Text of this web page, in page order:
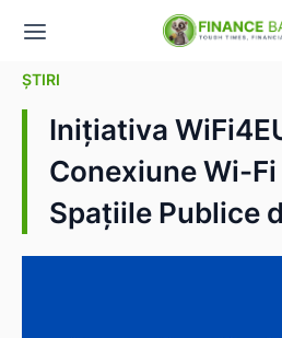
ȘTIRI
Inițiativa
Conexiune Wi-
Spațiile Publice